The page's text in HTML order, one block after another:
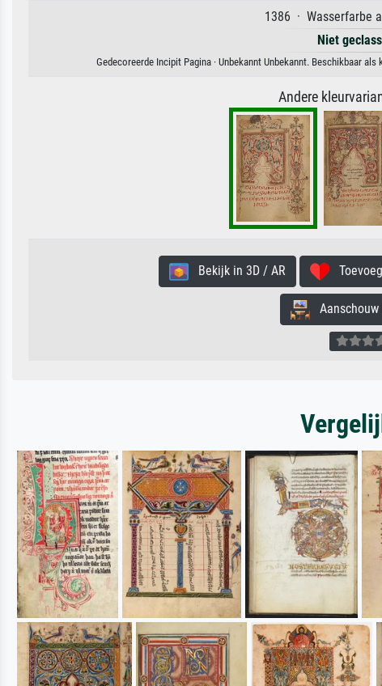
1386 · Wasserfarbe
Niet
Gedecoreerde Incipit Pagina · Unbekannt Unbekannt. Beschikbaar
Andere
Bekijk in 3D / AR
Aanschouw